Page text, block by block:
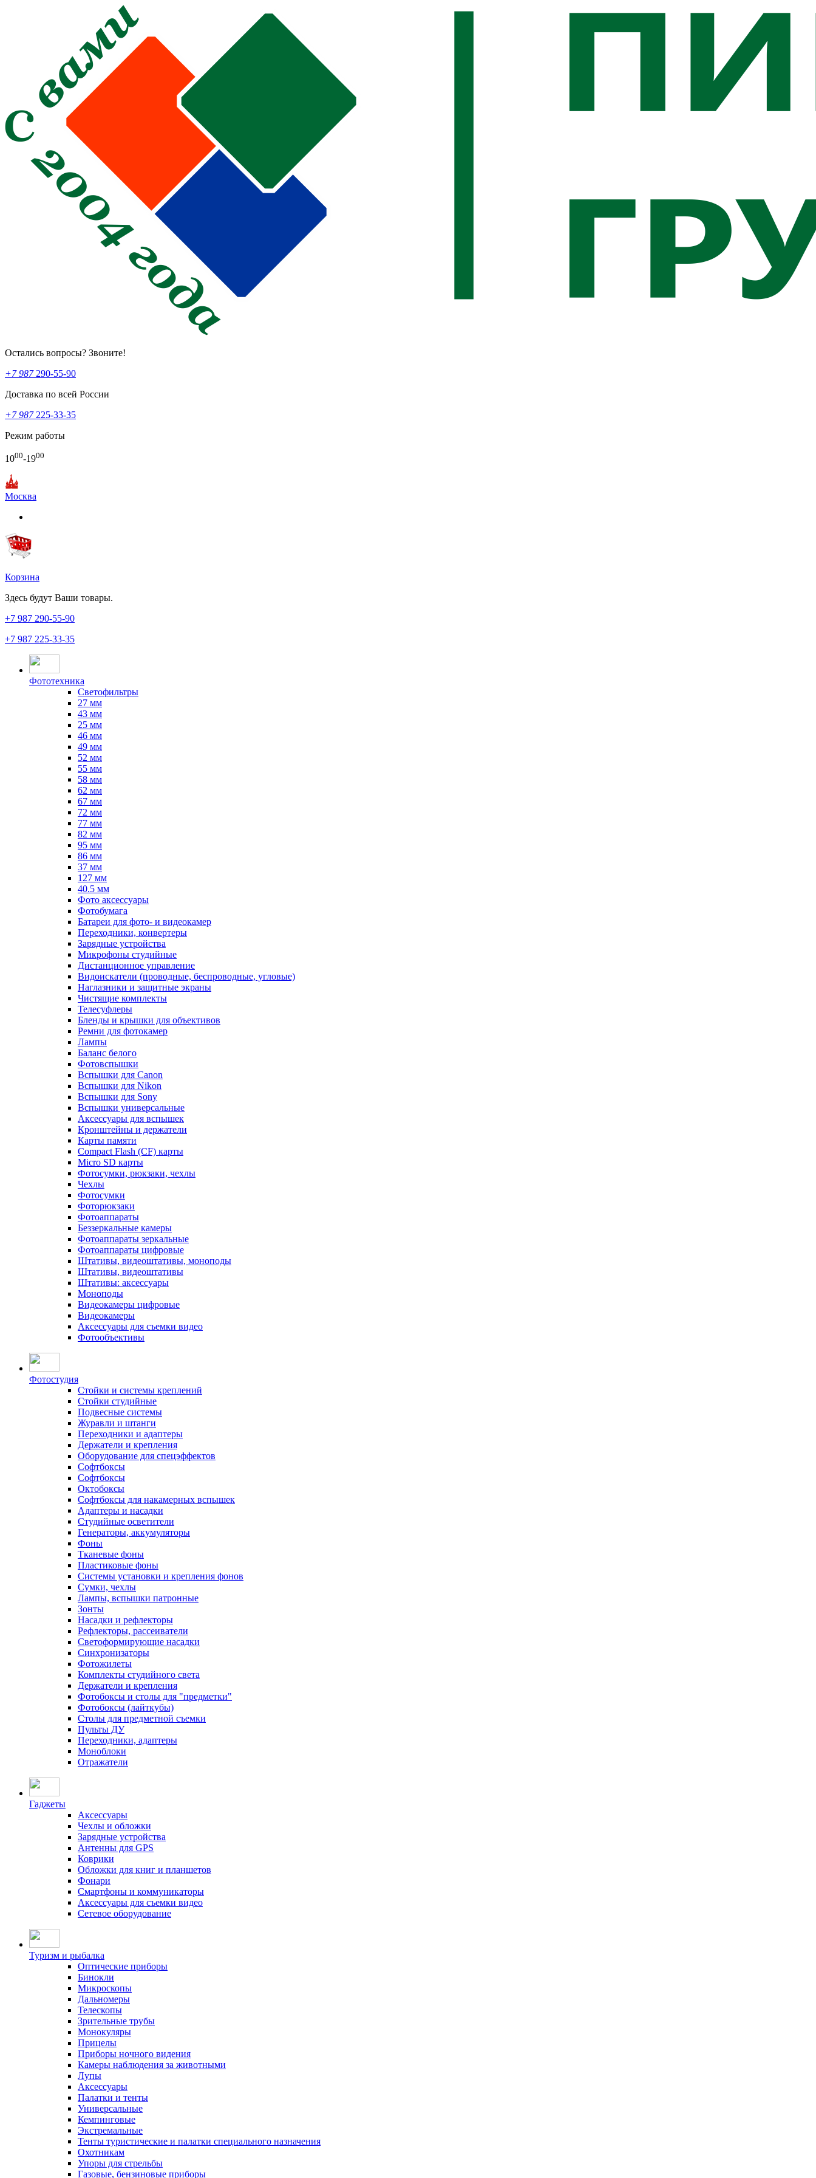
Остались вопросы? Звоните!
+7 987290-55-90
Доставка по всей России
+7 987225-33-35
Режим работы
1000-1900
Москва
Корзина
Здесь будут Ваши товары.
+7 987 290-55-90
+7 987 225-33-35
Фототехника
Светофильтры
27 мм
43 мм
25 мм
46 мм
49 мм
52 мм
55 мм
58 мм
62 мм
67 мм
72 мм
77 мм
82 мм
95 мм
86 мм
37 мм
127 мм
40.5 мм
Фото аксессуары
Фотобумага
Батареи для фото- и видеокамер
Переходники, конвертеры
Зарядные устройства
Микрофоны студийные
Дистанционное управление
Видоискатели (проводные, беспроводные, угловые)
Наглазники и защитные экраны
Чистящие комплекты
Телесуфлеры
Бленды и крышки для объективов
Ремни для фотокамер
Лампы
Баланс белого
Фотовспышки
Вспышки для Canon
Вспышки для Nikon
Вспышки для Sony
Вспышки универсальные
Аксесcуары для вспышек
Кронштейны и держатели
Карты памяти
Compact Flash (CF) карты
Micro SD карты
Фотосумки, рюкзаки, чехлы
Чехлы
Фотосумки
Фоторюкзаки
Фотоаппараты
Беззеркальные камеры
Фотоаппараты зеркальные
Фотоаппараты цифровые
Штативы, видеоштативы, моноподы
Штативы, видеоштативы
Штативы: аксессуары
Моноподы
Видеокамеры цифровые
Видеокамеры
Аксессуары для съемки видео
Фотообъективы
Фотостудия
Стойки и системы креплений
Стойки студийные
Подвесные системы
Журавли и штанги
Переходники и адаптеры
Держатели и крепления
Оборудование для спецэффектов
Софтбоксы
Софтбоксы
Октобоксы
Софтбоксы для накамерных вспышек
Адаптеры и насадки
Студийные осветители
Генераторы, аккумуляторы
Фоны
Тканевые фоны
Пластиковые фоны
Системы установки и крепления фонов
Сумки, чехлы
Лампы, вспышки патронные
Зонты
Насадки и рефлекторы
Рефлекторы, рассеиватели
Светоформирующие насадки
Синхронизаторы
Фотожилеты
Комплекты студийного света
Держатели и крепления
Фотобоксы и столы для "предметки"
Фотобоксы (лайткубы)
Столы для предметной съемки
Пульты ДУ
Переходники, адаптеры
Моноблоки
Отражатели
Гаджеты
Аксессуары
Чехлы и обложки
Зарядные устройства
Антенны для GPS
Коврики
Обложки для книг и планшетов
Фонари
Смартфоны и коммуникаторы
Аксессуары для съемки видео
Сетевое оборудование
Туризм и рыбалка
Оптические приборы
Бинокли
Микроскопы
Дальномеры
Телескопы
Зрительные трубы
Монокуляры
Прицелы
Приборы ночного видения
Камеры наблюдения за животными
Лупы
Аксессуары
Палатки и тенты
Универсальные
Кемпинговые
Экстремальные
Тенты туристические и палатки специального назначения
Охотникам
Упоры для стрельбы
Газовые, бензиновые приборы